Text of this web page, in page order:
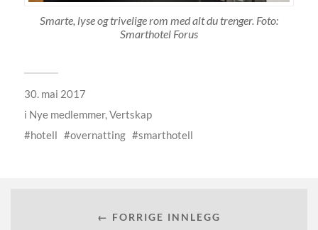
Smarte, lyse og trivelige rom med alt du trenger. Foto:
Smarthotel Forus
30. mai 2017
i Nye medlemmer,Vertskap
hotell
overnatting smarthotell
← FORRIGE INNLEGG